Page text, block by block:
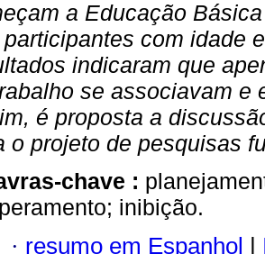
a Educação
com idade
indicaram que
se associavam e
é proposta a
o projeto de pesquisas
chave :
inibição.
· resumo em Espanhol |